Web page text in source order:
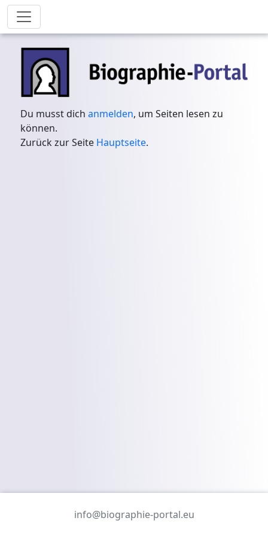
Du musst dichanmelden, um Seiten lesen zu
können.
Zurück zur Seite Hauptseite.
info@biographie-portal.eu